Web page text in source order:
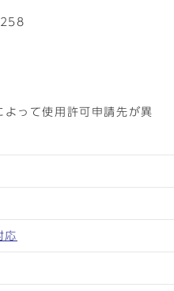
って使用許可申請先が異
応